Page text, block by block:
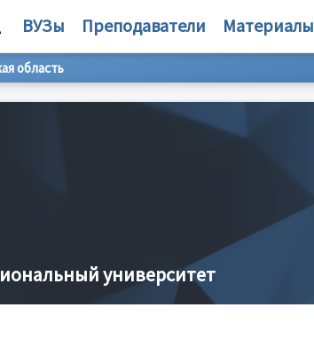
ВУЗы Преподаватели Материалы
область
университет